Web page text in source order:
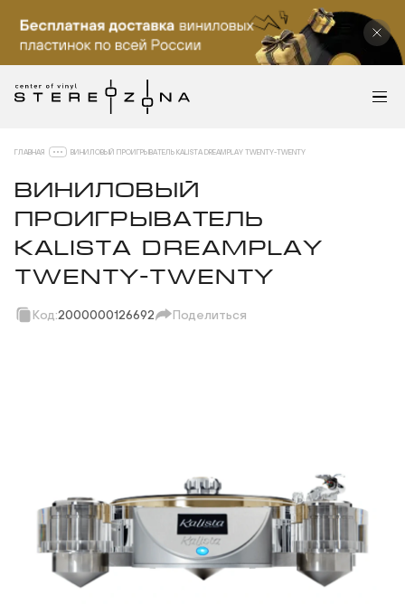
ГЛАВНАЯ ВИНИЛОВЫЙ ПРОИГРЫВАТЕЛЬ KALISTA DREAMPLAY TWENTY-TWENTY
ВИНИЛОВЫЙ
ПРОИГРЫВАТЕЛЬ
KALISTA DREAMPLAY
TWENTY-TWENTY
Код:2000000126692 Поделиться